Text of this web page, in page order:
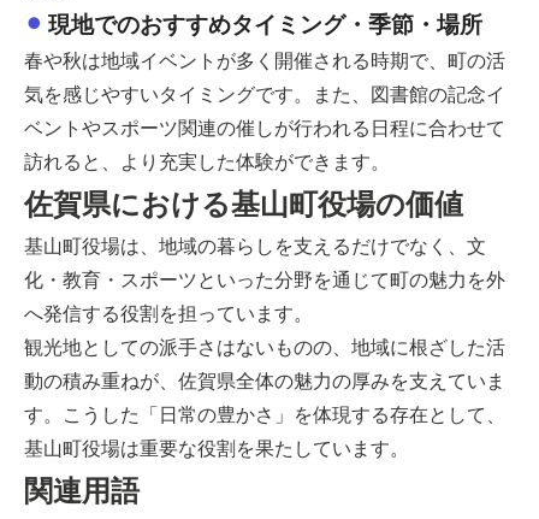
現地でのおすすめタイミング・季節・場所
春や秋は地域イベントが多く開催される時期で、町の活
気を感じやすいタイミングです。また、図書館の記念イ
ベントやスポーツ関連の催しが行われる日程に合わせて
訪れると、より充実した体験ができます。
佐賀県における基山町役場の価値
基山町役場は、地域の暮らしを支えるだけでなく、文
化・教育・スポーツといった分野を通じて町の魅力を外
へ発信する役割を担っています。
観光地としての派手さはないものの、地域に根ざした活
動の積み重ねが、佐賀県全体の魅力の厚みを支えていま
す。こうした「日常の豊かさ」を体現する存在として、
基山町役場は重要な役割を果たしています。
関連用語